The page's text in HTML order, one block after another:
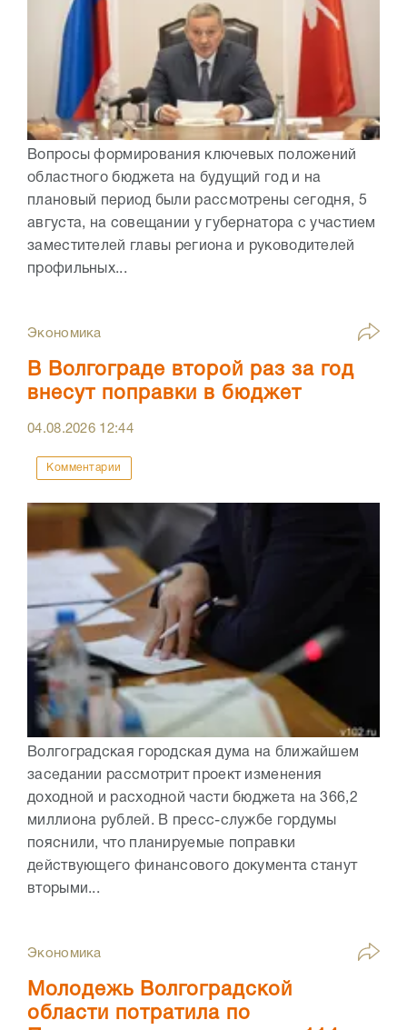
Вопросы формирования ключевых положений
областного бюджета на будущий год и на
плановый период были рассмотрены сегодня, 5
августа, на совещании у губернатора с участием
заместителей главы региона и руководителей
профильных...
Экономика
В Волгограде второй раз за год
внесут поправки в бюджет
04.08.2026 12:44
Комментарии
Волгоградская городская дума на ближайшем
заседании рассмотрит проект изменения
доходной и расходной части бюджета на 366,2
миллиона рублей. В пресс-службе гордумы
пояснили, что планируемые поправки
действующего финансового документа станут
вторыми...
Экономика
Молодежь Волгоградской
области потратила по